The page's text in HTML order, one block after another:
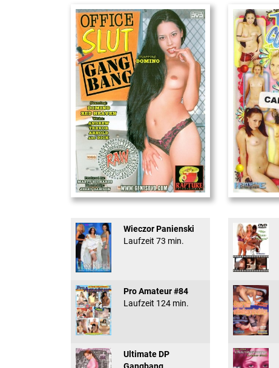
Office Slut Gangbang
Wieczor Panienski
Laufzeit 73 min.
Pro Amateur #84
Laufzeit 124 min.
Ultimate DP
18 And